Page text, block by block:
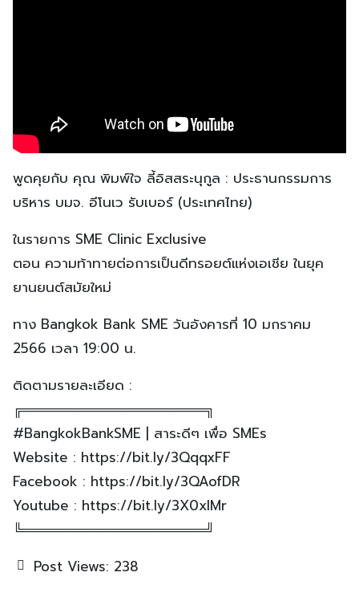
พูดคุยกับ คุณ พิมพ์ใจ ลี้อิสสระนุกูล : ประธานกรรมการ
บริหาร บมจ. อีโนเว รับเบอร์ (ประเทศไทย)
ในรายการ SME Clinic Exclusive
ตอน ความท้าทายต่อการเป็นดีทรอยต์แห่งเอเชีย ในยุค
ยานยนต์สมัยใหม่
ทาง Bangkok Bank SME วันอังคารที่ 10 มกราคม
2566 เวลา 19:00 น.
ติดตามรายละเอียด :
╔═══════════════════╗
#BangkokBankSME | สาระดีๆ เพื่อ SMEs
Website : https://bit.ly/3QqqxFF
Facebook : https://bit.ly/3QAofDR
Youtube : https://bit.ly/3X0xlMr
╚═══════════════════╝
Post Views: 238